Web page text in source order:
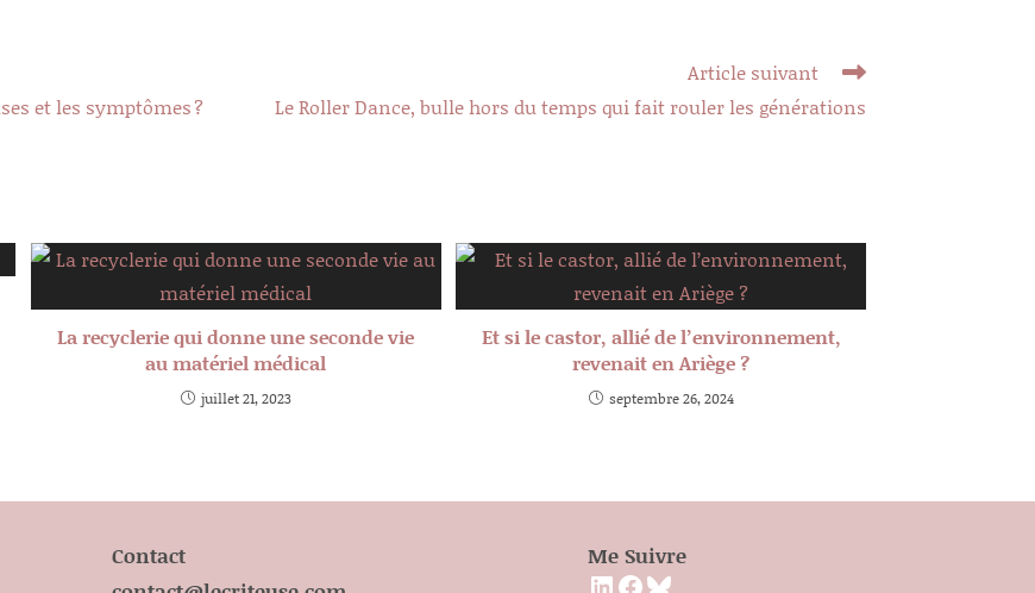
et les symptômes ?
Article suivant
Le Roller Dance, bulle hors du temps qui fait rouler les générations
La recyclerie qui donne une seconde vie
au matériel médical
juillet 21, 2023
Et si le castor, allié de l’environnement,
revenait en Ariège ?
septembre 26, 2024
Contact
Me Suivre
LinkedIn
Facebook
Bluesky